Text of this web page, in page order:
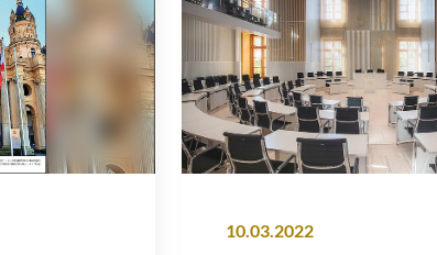
10.03.2022